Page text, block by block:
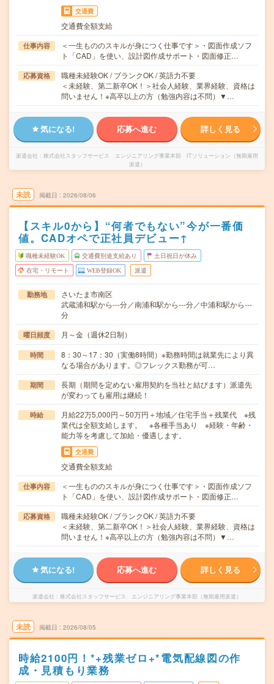
交通費
交通費全額支給
仕事内容
＜一生もののスキルが身につく仕事です＞・図面作成ソフ
ト「CAD」を使い、設計図作成サポート・図面修正…
応募資格
職種未経験OK / ブランクOK / 英語力不要
＜未経験、第二新卒OK！＞社会人経験、業界経験、資格は
問いません！※高卒以上の方（勉強内容は不問）▼…
気になる! 応募へ進む 詳しく見る
派遣会社
株式会社スタッフサービス エンジニアリング事業本部 ITソリューション（無期雇用
派遣）
未読 掲載日 2026/08/06
【スキル0から】“何者でもない”今が一番価
値。CADオペで正社員デビュー↑
職種未経験OK 交通費別途支給あり 土日祝日が休み
在宅・リモート WEB登録OK 派遣
勤務地
さいたま市南区
武蔵浦和駅から---分／南浦和駅から---分／中浦和駅から---
分
曜日頻度 月～金（週休2日制）
時間
8：30～17：30（実働8時間）※勤務時間は就業先により異
なる場合があります。◎フレックス勤務が可…
期間
長期（期間を定めない雇用契約を当社と結びます）派遣先
が変わっても雇用は継続！
時給
月給22万5,000円～50万円＋地域／住宅手当＋残業代 ※残
業代は全額支給します。 ※各種手当あり ※経験・年齢・
能力等を考慮して加給・優遇します。
交通費
交通費全額支給
仕事内容
＜一生もののスキルが身につく仕事です＞・図面作成ソフ
ト「CAD」を使い、設計図作成サポート・図面修正…
応募資格
職種未経験OK / ブランクOK / 英語力不要
＜未経験、第二新卒OK！＞社会人経験、業界経験、資格は
問いません！※高卒以上の方（勉強内容は不問）▼…
気になる! 応募へ進む 詳しく見る
派遣会社 株式会社スタッフサービス エンジニアリング事業本部（無期雇用派遣）
未読 掲載日 2026/08/05
時給2100円！*+残業ゼロ+*電気配線図の作
成・見積もり業務